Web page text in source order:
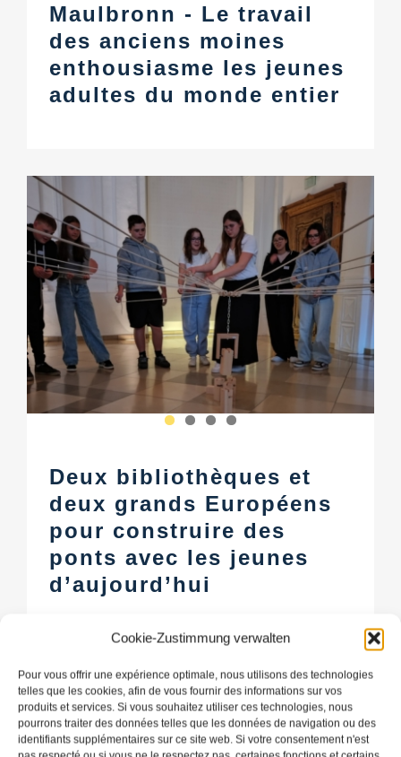
Cookie-Zustimmung verwalten
Pour vous offrir une expérience optimale, nous utilisons des technologies
telles que les cookies, afin de vous fournir des informations sur vos
produits et services. Si vous souhaitez utiliser ces technologies, nous
pourrons traiter des données telles que les données de navigation ou des
identifiants supplémentaires sur ce site web. Si votre consentement n'est
Maulbronn - Le travail
des anciens moines
enthousiasme les jeunes
adultes du monde entier
Deux bibliothèques et
deux grands Européens
pour construire des
ponts avec les jeunes
d’aujourd’hui